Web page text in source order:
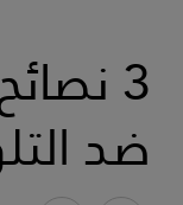
3
ضد